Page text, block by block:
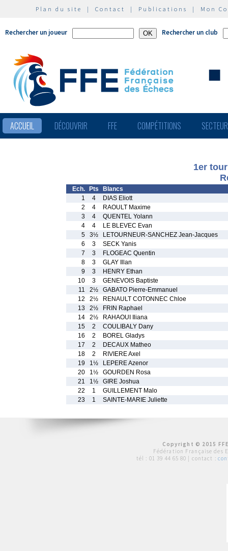
Plan du site | Contact | Publications | Mon
Rechercher un joueur Rechercher un club
ACCUEIL DÉCOUVRIR FFE COMPÉTITIONS
1er
Ech. Pts
Blancs
1
4
DIAS Eliott
2
4
RAOULT Maxime
3
4
QUENTEL Yolann
4
4
LE BLEVEC Evan
5
3½
LETOURNEUR-SANCHEZ Jean-Jacques
6
3
SECK Yanis
7
3
FLOGEAC Quentin
8
3
GLAY Illan
9
3
HENRY Ethan
10
3
GENEVOIS Baptiste
11
2½
GABATO Pierre-Emmanuel
12
2½
RENAULT COTONNEC Chloe
13
2½
FRIN Raphael
14
2½
RAHAOUI Iliana
15
2
COULIBALY Dany
16
2
BOREL Gladys
17
2
DECAUX Matheo
18
2
RIVIERE Axel
19
1½
LEPERE Azenor
20
1½
GOURDEN Rosa
21
1½
GIRE Joshua
22
1
GUILLEMENT Malo
23
1 SAINTE-MARIE Juliette
Copyright © 2015
Fédération Française des
tél : 01 39 44 65 80 | contact :